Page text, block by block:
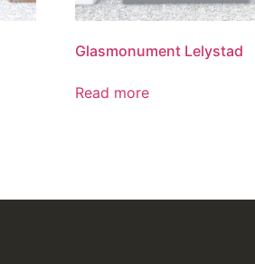
Glasmonument Lelystad
Read more